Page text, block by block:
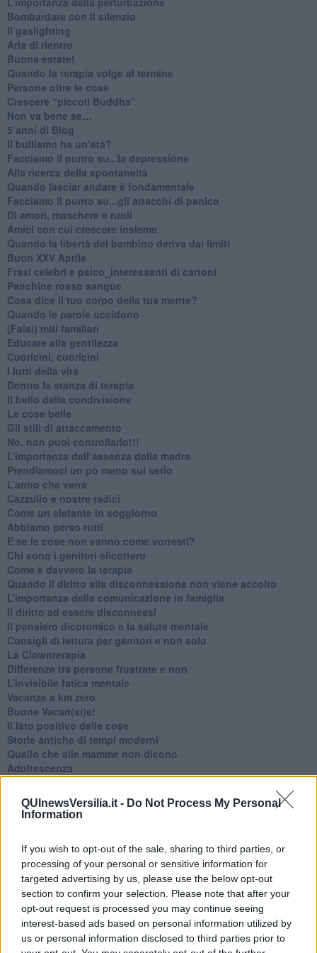
QUInewsVersilia.it - Do Not Process My Personal
Information
If you wish to opt-out of the sale, sharing to third parties, or
processing of your personal or sensitive information for
targeted advertising by us, please use the below opt-out
section to confirm your selection. Please note that after your
opt-out request is processed you may continue seeing
interest-based ads based on personal information utilized by
us or personal information disclosed to third parties prior to
​Bombardare con il silenzio
Il gaslighting
Aria di rientro
Buona estate!
​Quando la terapia volge al termine
​Persone oltre le cose
​Crescere “piccoli Buddha”
Non va bene se…
​5 anni di Blog
​Il bullismo ha un’età?
Facciamo il punto su...la depressione
​Alla ricerca della spontaneità
​Quando lasciar andare è fondamentale
Facciamo il punto su...gli attacchi di panico
Di amori, maschere e ruoli
​Amici con cui crescere insieme
​Quando la libertà del bambino deriva dai limiti
Buon XXV Aprile
​Frasi celebri e psico_interessanti di cartoni
​Panchine rosso sangue
​Cosa dice il tuo corpo della tua mente?
​Quando le parole uccidono
​(Falsi) miti familiari
​Educare alla gentilezza
​Cuoricini, cuoricini
I lutti della vita
​Dentro la stanza di terapia
​Il bello della condivisione
Le cose belle
​Gli stili di attaccamento
No, non puoi controllarlo!!!
​L’importanza dell’assenza della madre
​Prendiamoci un pò meno sul serio
​L’anno che verrà
​Cazzullo e nostre radici
​Come un elefante in soggiorno
​Abbiamo perso tutti
E se le cose non vanno come vorresti?
​Chi sono i genitori elicottero
Come è davvero la terapia
Quando il diritto alla disconnessione non viene accolto
​L’importanza della comunicazione in famiglia
​Il diritto ad essere disconnessi
​Il pensiero dicotomico e la salute mentale
​Consigli di lettura per genitori e non solo
​La Clownterapia
​Differenze tra persone frustrate e non
L’invisibile fatica mentale
Vacanze a km zero
​Buone Vacan(si)e!
​Il lato positivo delle cose
​Storie antiche di tempi moderni
​Quello che alle mamme non dicono
Adultescenza
Homo imbecillis
​4 anni di Blog
Quando il silenzio è aggressivo
La maternità
​L’uomo o l’orso?
Non hanno un amico a teatro​
​Tutta una questione di rispetto
​Cose che ci esauriscono
​Vespa che passione!
​Lasciate ai vostri figli il diritto di piangere